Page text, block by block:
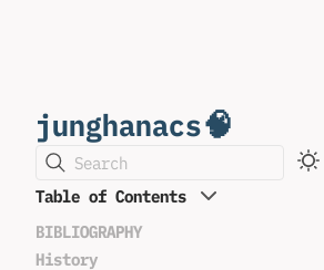
junghanacs🧠
Search
Table of Contents
BIBLIOGRAPHY
History